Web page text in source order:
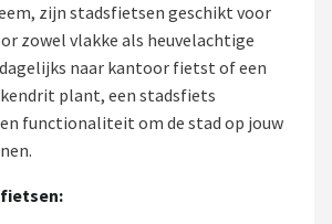
zijn stadsfietsen geschikt voor
zowel vlakke als heuvelachtige
naar kantoor fietst of een
plant, een stadsfiets
functionaliteit om de stad op jouw